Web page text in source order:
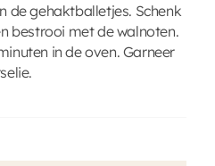
de gehaktballetjes. Schenk
bestrooi met de walnoten.
in de oven. Garneer